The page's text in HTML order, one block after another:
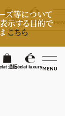
ズ等について
示する目的で
こちら
通販éclat luxuryMENU検
通販éclat luxury